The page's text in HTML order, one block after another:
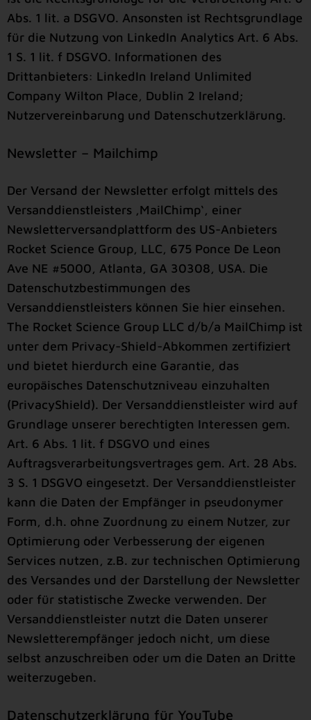
Abs. 1 lit. a DSGVO. Ansonsten ist Rechtsgrundlage
für die Nutzung von LinkedIn Analytics Art. 6 Abs.
1 S. 1 lit. f DSGVO. Informationen des
Drittanbieters: LinkedIn Ireland Unlimited
Company Wilton Place, Dublin 2 Ireland;
Nutzervereinbarung und Datenschutzerklärung.
Newsletter – Mailchimp
Der Versand der Newsletter erfolgt mittels des
Versanddienstleisters ‚MailChimp‘, einer
Newsletterversandplattform des US-Anbieters
Rocket Science Group, LLC, 675 Ponce De Leon
Ave NE #5000, Atlanta, GA 30308, USA. Die
Datenschutzbestimmungen des
Versanddienstleisters können Sie hier einsehen.
The Rocket Science Group LLC d/b/a MailChimp ist
unter dem Privacy-Shield-Abkommen zertifiziert
und bietet hierdurch eine Garantie, das
europäisches Datenschutzniveau einzuhalten
(PrivacyShield). Der Versanddienstleister wird auf
Grundlage unserer berechtigten Interessen gem.
Art. 6 Abs. 1 lit. f DSGVO und eines
Auftragsverarbeitungsvertrages gem. Art. 28 Abs.
3 S. 1 DSGVO eingesetzt. Der Versanddienstleister
kann die Daten der Empfänger in pseudonymer
Form, d.h. ohne Zuordnung zu einem Nutzer, zur
Optimierung oder Verbesserung der eigenen
Services nutzen, z.B. zur technischen Optimierung
des Versandes und der Darstellung der Newsletter
oder für statistische Zwecke verwenden. Der
Versanddienstleister nutzt die Daten unserer
Newsletterempfänger jedoch nicht, um diese
selbst anzuschreiben oder um die Daten an Dritte
weiterzugeben.
Datenschutzerklärung für YouTube